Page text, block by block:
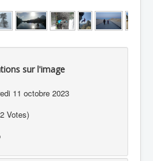
sur l'image
11 octobre 2023
Votes)